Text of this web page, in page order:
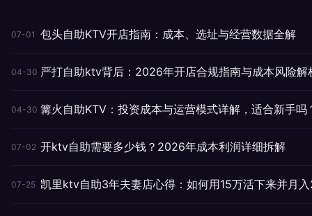
07-01 包头自助KTV开店指南：成本、选址与经营数据全解
04-30 严打自助ktv背后：2026年开店合规指南与成本风险解
04-30 篝火自助KTV：投资成本与运营模式详解，适合新手吗
07-02 开ktv自助需要多少钱？2026年成本利润详细拆解
07-25 凯里ktv自助3年夫妻店心得：如何用15万活下来并月